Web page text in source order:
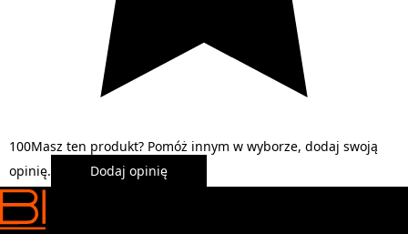
100Masz ten produkt? Pomóż innym w wyborze, dodaj swoją
opinię.
Dodaj opinię